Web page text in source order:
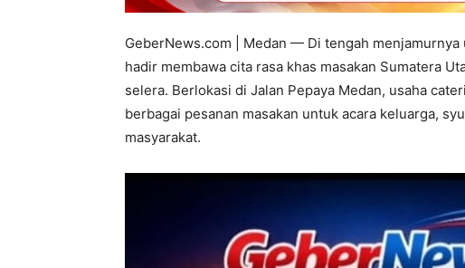
GeberNews.com | Medan — Di tengah
hadir membawa cita rasa khas masakan Sumatera
selera. Berlokasi di Jalan Pepaya Medan, usaha
berbagai pesanan masakan untuk acara keluarga,
masyarakat.